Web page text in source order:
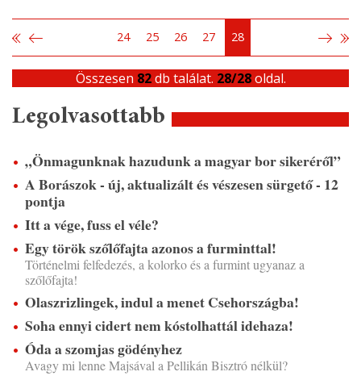
24 25 26 27 28
Összesen 82db találat. 28/28oldal.
Legolvasottabb
„Önmagunknak hazudunk a magyar bor sikeréről”
A Borászok - új, aktualizált és vészesen sürgető - 12
pontja
Itt a vége, fuss el véle?
Egy török szőlőfajta azonos a furminttal!
Történelmi felfedezés, a kolorko és a furmint ugyanaz a
szőlőfajta!
Olaszrizlingek, indul a menet Csehországba!
Soha ennyi cidert nem kóstolhattál idehaza!
Óda a szomjas gödényhez
Avagy mi lenne Majsával a Pellikán Bisztró nélkül?